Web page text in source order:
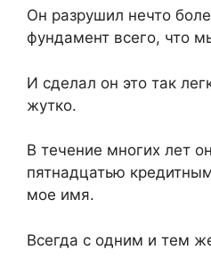
Он разрушил нечто
фундамент всего, что
И сделал он это так
жутко.
В течение многих лет
пятнадцатью
мое имя.
Всегда с одним и тем